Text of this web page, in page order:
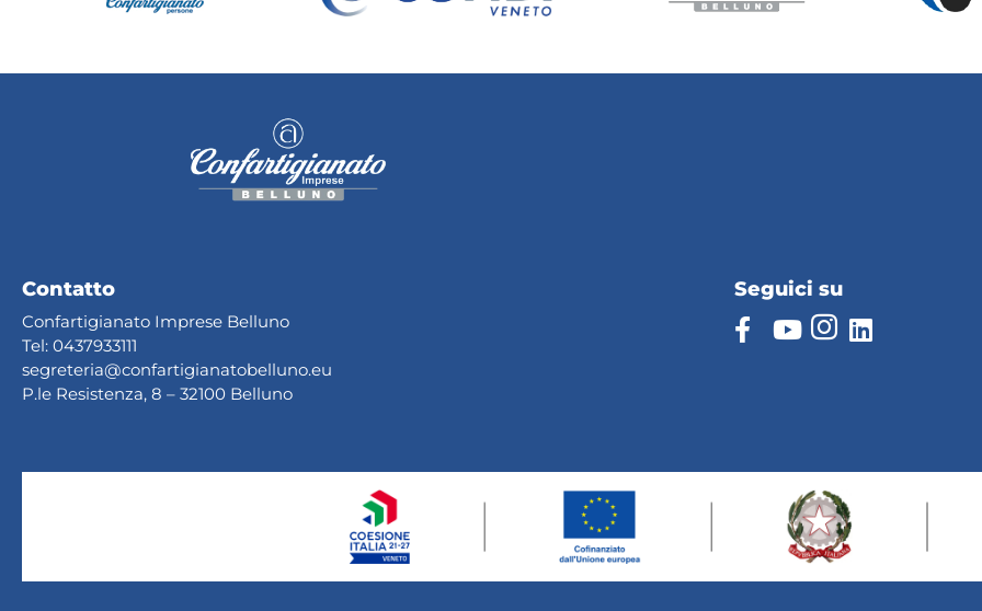
Contatto
Confartigianato Imprese Belluno
Tel: 0437933111
segreteria@confartigianatobelluno.eu
P.le Resistenza, 8 – 32100 Belluno
Seguici su